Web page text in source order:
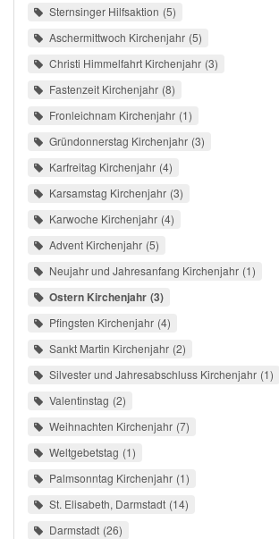
Sternsinger Hilfsaktion 5
Aschermittwoch Kirchenjahr 5
Christi Himmelfahrt Kirchenjahr 3
Fastenzeit Kirchenjahr 8
Fronleichnam Kirchenjahr 1
Gründonnerstag Kirchenjahr 3
Karfreitag Kirchenjahr 4
Karsamstag Kirchenjahr 3
Karwoche Kirchenjahr 4
Advent Kirchenjahr 5
Neujahr und Jahresanfang Kirchenjahr 1
Ostern Kirchenjahr 3
Pfingsten Kirchenjahr 4
Sankt Martin Kirchenjahr 2
Silvester und Jahresabschluss Kirchenjahr 1
Valentinstag 2
Weihnachten Kirchenjahr 7
Weltgebetstag 1
Palmsonntag Kirchenjahr 1
St. Elisabeth, Darmstadt 14
Darmstadt 26